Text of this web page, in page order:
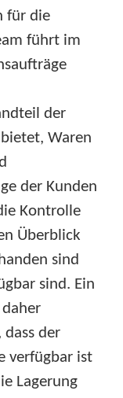
für die
führt im
der
Waren
der Kunden
Kontrolle
Überblick
sind
sind. Ein
dass der
verfügbar ist
Lagerung